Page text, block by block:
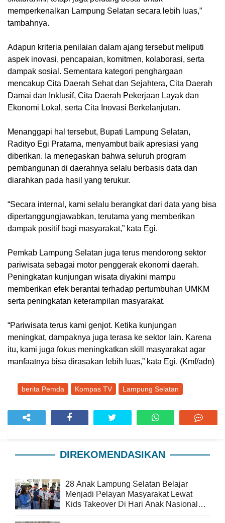
memperkenalkan Lampung Selatan secara lebih luas,”
tambahnya.
Adapun kriteria penilaian dalam ajang tersebut meliputi
aspek inovasi, pencapaian, komitmen, kolaborasi, serta
dampak sosial. Sementara kategori penghargaan
mencakup Cita Daerah Sehat dan Sejahtera, Cita Daerah
Damai dan Inklusif, Cita Daerah Pekerjaan Layak dan
Ekonomi Lokal, serta Cita Inovasi Berkelanjutan.
Menanggapi hal tersebut, Bupati Lampung Selatan,
Radityo Egi Pratama, menyambut baik apresiasi yang
diberikan. Ia menegaskan bahwa seluruh program
pembangunan di daerahnya selalu berbasis data dan
diarahkan pada hasil yang terukur.
“Secara internal, kami selalu berangkat dari data yang bisa
dipertanggungjawabkan, terutama yang memberikan
dampak positif bagi masyarakat,” kata Egi.
Pemkab Lampung Selatan juga terus mendorong sektor
pariwisata sebagai motor penggerak ekonomi daerah.
Peningkatan kunjungan wisata diyakini mampu
memberikan efek berantai terhadap pertumbuhan UMKM
serta peningkatan keterampilan masyarakat.
“Pariwisata terus kami genjot. Ketika kunjungan
meningkat, dampaknya juga terasa ke sektor lain. Karena
itu, kami juga fokus meningkatkan skill masyarakat agar
manfaatnya bisa dirasakan lebih luas,” kata Egi. (Kmf/adn)
berita Pemda Kompas TV Lampung Selatan
DIREKOMENDASIKAN
28 Anak Lampung Selatan Belajar
Menjadi Pelayan Masyarakat Lewat
Kids Takeover Di Hari Anak Nasional
2026